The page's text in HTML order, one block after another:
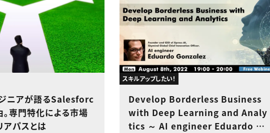
ニアが語るSalesforc
専門特化による市場
アパスとは
スキルアップしたい！
Develop Borderless Business
with Deep Learning and Analy
tics ～ AI engineer Eduardo Go